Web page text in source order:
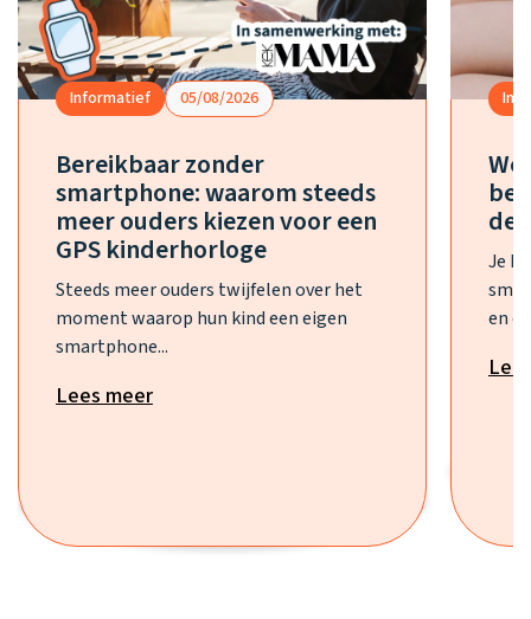
Informatief 05/08/2026
Bereikbaar zonder
smartphone: waarom steeds
meer ouders kiezen voor een
GPS kinderhorloge
Steeds meer ouders twijfelen over het
moment waarop hun kind een eigen
smartphone...
Lees meer
de
Je
en